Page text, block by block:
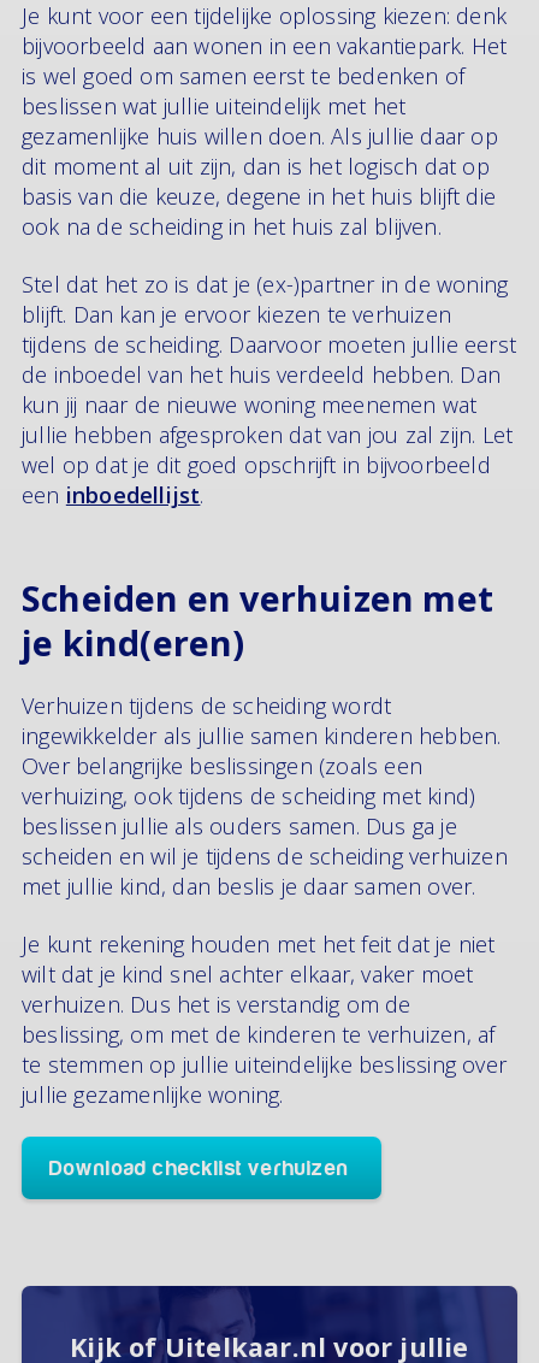
Je kunt voor een tijdelijke oplossing kiezen: denk
bijvoorbeeld aan wonen in een vakantiepark. Het
is wel goed om samen eerst te bedenken of
beslissen wat jullie uiteindelijk met het
gezamenlijke huis willen doen. Als jullie daar op
dit moment al uit zijn, dan is het logisch dat op
basis van die keuze, degene in het huis blijft die
ook na de scheiding in het huis zal blijven.
Stel dat het zo is dat je (ex-)partner in de woning
blijft. Dan kan je ervoor kiezen te verhuizen
tijdens de scheiding. Daarvoor moeten jullie eerst
de inboedel van het huis verdeeld hebben. Dan
kun jij naar de nieuwe woning meenemen wat
jullie hebben afgesproken dat van jou zal zijn. Let
wel op dat je dit goed opschrijft in bijvoorbeeld
een inboedellijst.
Scheiden en verhuizen met
je kind(eren)
Verhuizen tijdens de scheiding wordt
ingewikkelder als jullie samen kinderen hebben.
Over belangrijke beslissingen (zoals een
verhuizing, ook tijdens de scheiding met kind)
beslissen jullie als ouders samen. Dus ga je
scheiden en wil je tijdens de scheiding verhuizen
met jullie kind, dan beslis je daar samen over.
Je kunt rekening houden met het feit dat je niet
wilt dat je kind snel achter elkaar, vaker moet
verhuizen. Dus het is verstandig om de
beslissing, om met de kinderen te verhuizen, af
te stemmen op jullie uiteindelijke beslissing over
jullie gezamenlijke woning.
Download checklist verhuizen
Kijk of Uitelkaar.nl voor jullie